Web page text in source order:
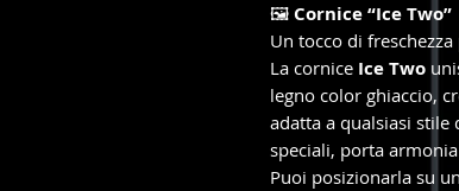
🖼️ Cornice “Ice Two”
Un tocco di
La cornice Ice Two
legno color ghiaccio,
adatta a qualsiasi
speciali, porta
Puoi posizionarla su